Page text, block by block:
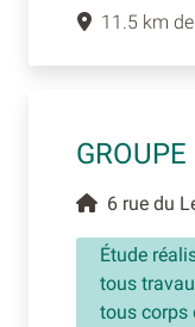
11.5 km
6 rue du
Étude
tous
tous corps